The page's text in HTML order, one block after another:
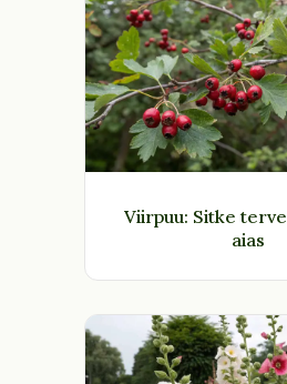
Viirpuu: Sitke
aias